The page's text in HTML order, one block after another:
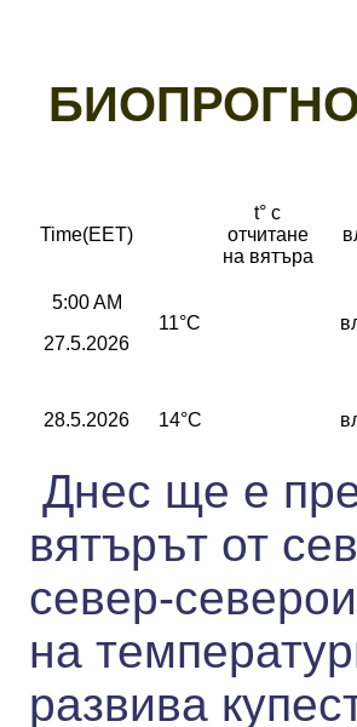
Б
Time(EET)
t° с
отчитане
на вятъра
5:00 AM
27.5.2026
11°C
28.5.2026 14°C
Днес ще е
вятърът от
север-
на
развива